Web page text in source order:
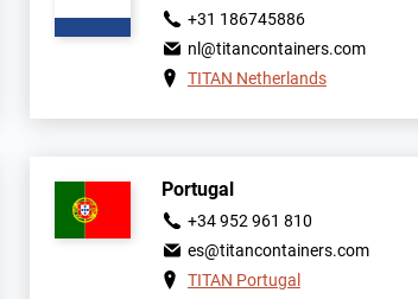
+31 186745886
nl@titancontainers.com
TITAN Netherlands
Portugal
+34 952 961 810
es@titancontainers.com
TITAN Portugal